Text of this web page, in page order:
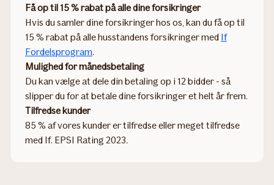
Få op til 15 % rabat på alle dine forsikringer
Hvis du samler dine forsikringer hos os, kan du få op til
15 % rabat på alle husstandens forsikringer med If
Fordelsprogram.
Mulighed for månedsbetaling
Du kan vælge at dele din betaling op i 12 bidder - så
slipper du for at betale dine forsikringer et helt år frem.
Tilfredse kunder
85 % af vores kunder er tilfredse eller meget tilfredse
med If. EPSI Rating 2023.